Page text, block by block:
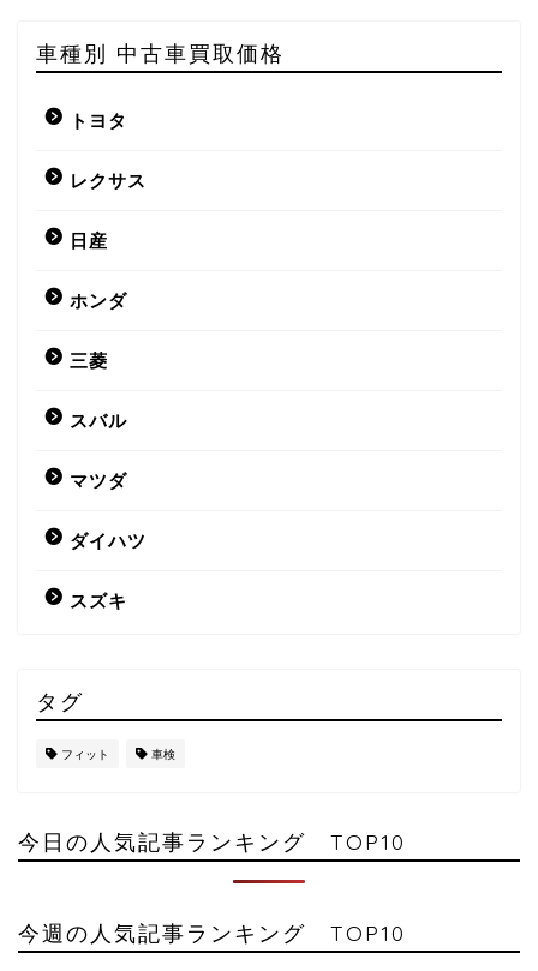
車種別 中古車買取価格
トヨタ
レクサス
日産
ホンダ
三菱
スバル
マツダ
ダイハツ
スズキ
タグ
フィット 車検
今日の人気記事ランキング TOP10
今週の人気記事ランキング TOP10